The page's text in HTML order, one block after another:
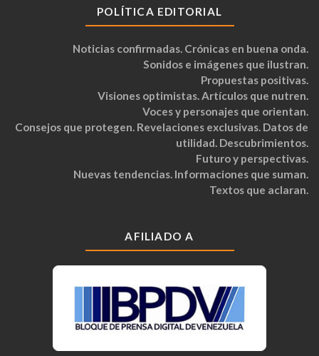
POLÍTICA EDITORIAL
Noticias confirmadas. Crónicas en buena onda.
Sonidos e imágenes que ilustran.
Propuestas positivas.
Visiones optimistas. Artículos que nutren.
Voces y personajes que orientan.
Consejos que protegen. Revelaciones exclusivas. Datos de
utilidad. Descubrimientos.
Futuro y perspectivas.
Nuevas tendencias. Informaciones que suman.
Textos que aclaran.
AFILIADO A